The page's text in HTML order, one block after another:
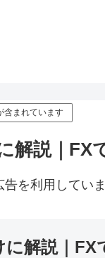
含まれています
解説｜FX
告を利用してい
に解説｜